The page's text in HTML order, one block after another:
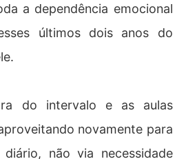
a dependência emocional
últimos dois anos do
do intervalo e as aulas
novamente para
não via necessidade